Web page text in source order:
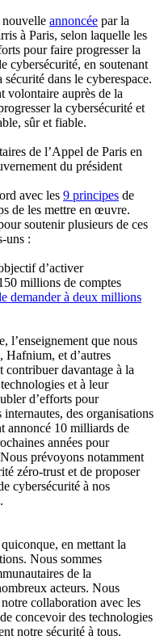
nouvelle annoncée par la
à Paris, selon laquelle les
pour faire progresser la
cybersécurité, en soutenant
dans le cyberespace.
volontaire auprès de la
la cybersécurité et
sûr et fiable.
de l’Appel de Paris en
du président
avec les 9 principes de
de les mettre en œuvre.
soutenir plusieurs de ces
uns :
d’activer
millions de comptes
demander à deux millions
l’enseignement que nous
Hafnium, et d’autres
contribuer davantage à la
et à leur
d’efforts pour
des organisations
annoncé 10 milliards de
années pour
prévoyons notamment
zéro-trust et de proposer
cybersécurité à nos
en mettant la
Nous sommes
de la
acteurs. Nous
collaboration avec les
concevoir des technologies
notre sécurité à tous.